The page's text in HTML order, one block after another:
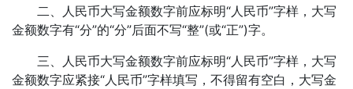
二、人民币大写金额数字前应标明“人民币”字样，大写
金额数字有“分”的“分”后面不写“整”(或“正”)字。
三、人民币大写金额数字前应标明“人民币”字样，大写
金额数字应紧接“人民币”字样填写，不得留有空白，大写金